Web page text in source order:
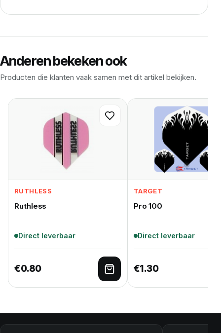
Anderen bekeken ook
Producten die klanten vaak samen met dit artikel bekijken.
RUTHLESS
Ruthless
Direct leverbaar
€0.80
Toevoegen aan
TARGET
Pro 100
Direct leverbaar
€1.30